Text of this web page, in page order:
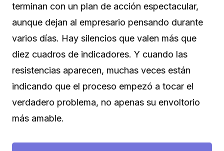
terminan con un plan de acción espectacular,
aunque dejan al empresario pensando durante
varios días. Hay silencios que valen más que
diez cuadros de indicadores. Y cuando las
resistencias aparecen, muchas veces están
indicando que el proceso empezó a tocar el
verdadero problema, no apenas su envoltorio
más amable.